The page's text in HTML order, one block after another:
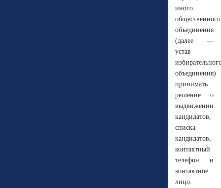
иного
общественного
объединения
(далее —
устав
объединения)
принимать
решение о
выдвижении
кандидатов,
списка
кандидатов,
контактный
телефон и
контактное
лицо.